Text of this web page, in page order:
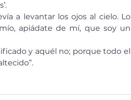
apiádate de mí, que soy un